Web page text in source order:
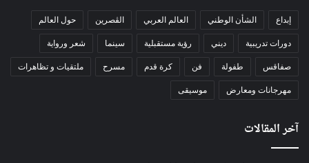
إبداع الشأن الوطني العالم العربي الڨصرين حول العالم
دورات تدريبية ديني رؤية مستقبلية سينما شعر ورواية
صفاقس طفولة فن كرة قدم مسرح ملتقيات و تظاهرات
مهرجانات ومعارض موسيقى
آخر المقالات